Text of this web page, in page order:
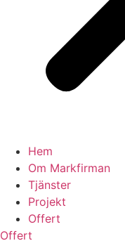
Hem
Om Markfirman
Tjänster
Projekt
Offert
Offert